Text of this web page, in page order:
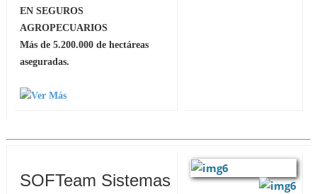
EN SEGUROS
AGROPECUARIOS
Más de 5.200.000 de hectáreas
aseguradas.
SOFTeam Sistemas